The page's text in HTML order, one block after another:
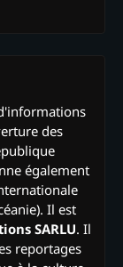
des
également
Il est
SARLU. Il
reportages